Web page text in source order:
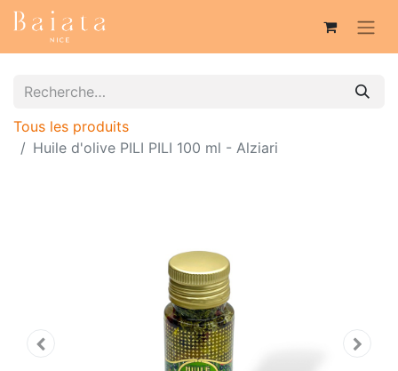
Tous les produits
Huile d'olive PILI PILI 100 ml - Alziari